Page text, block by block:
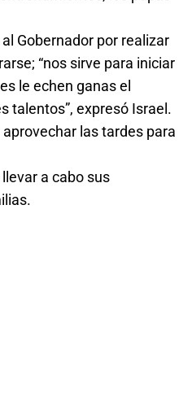
Gobernador por realizar
“nos sirve para iniciar
le echen ganas el
talentos”, expresó Israel.
las tardes para
a cabo sus